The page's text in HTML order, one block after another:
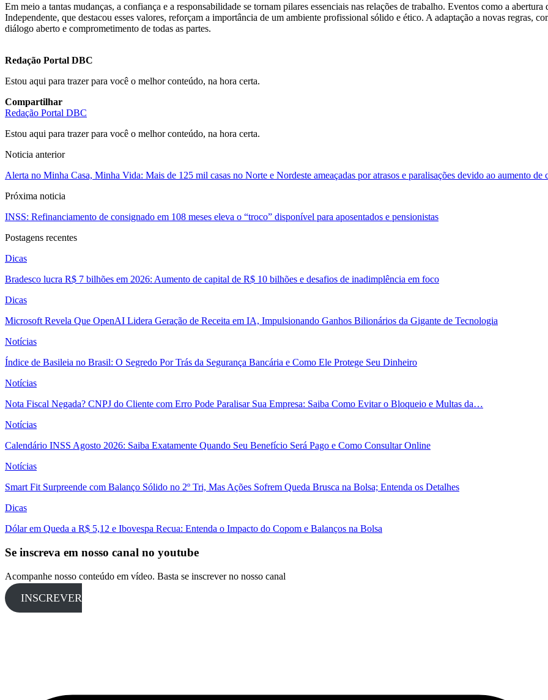
Em meio a tantas mudanças, a confiança e a responsabilidade se tornam pilares essenciais nas relações de trabalho. Eventos como a
Independente, que destacou esses valores, reforçam a importância de um ambiente profissional sólido e ético. A adaptação a novas regras,
diálogo aberto e comprometimento de todas as partes.
Redação Portal DBC
Estou aqui para trazer para você o melhor conteúdo, na hora certa.
Compartilhar
Redação Portal DBC
Estou aqui para trazer para você o melhor conteúdo, na hora certa.
Noticia anterior
Alerta no Minha Casa, Minha Vida: Mais de 125 mil casas no Norte e Nordeste ameaçadas por atrasos e paralisações devido ao aumento de
Próxima noticia
INSS: Refinanciamento de consignado em 108 meses eleva o “troco” disponível para aposentados e pensionistas
Postagens recentes
Dicas
Bradesco lucra R$ 7 bilhões em 2026: Aumento de capital de R$ 10 bilhões e desafios de inadimplência em foco
Dicas
Microsoft Revela Que OpenAI Lidera Geração de Receita em IA, Impulsionando Ganhos Bilionários da Gigante de Tecnologia
Notícias
Índice de Basileia no Brasil: O Segredo Por Trás da Segurança Bancária e Como Ele Protege Seu Dinheiro
Notícias
Nota Fiscal Negada? CNPJ do Cliente com Erro Pode Paralisar Sua Empresa: Saiba Como Evitar o Bloqueio e Multas da…
Notícias
Calendário INSS Agosto 2026: Saiba Exatamente Quando Seu Benefício Será Pago e Como Consultar Online
Notícias
Smart Fit Surpreende com Balanço Sólido no 2º Tri, Mas Ações Sofrem Queda Brusca na Bolsa; Entenda os Detalhes
Dicas
Dólar em Queda a R$ 5,12 e Ibovespa Recua: Entenda o Impacto do Copom e Balanços na Bolsa
Se inscreva em nosso canal no youtube
Acompanhe nosso conteúdo em vídeo. Basta se inscrever no nosso canal
INSCREVER